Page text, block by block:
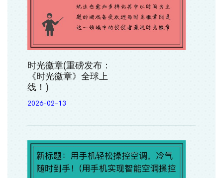
时光徽章(重磅发布：
《时光徽章》全球上
线！)
2026-02-13